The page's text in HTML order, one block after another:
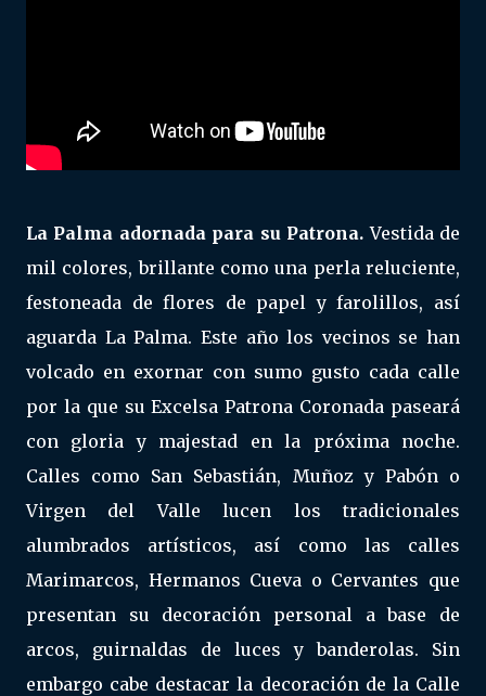
La Palma adornada para su Patrona. Vestida de
mil colores, brillante como una perla reluciente,
festoneada de flores de papel y farolillos, así
aguarda La Palma. Este año los vecinos se han
volcado en exornar con sumo gusto cada calle
por la que su Excelsa Patrona Coronada paseará
con gloria y majestad en la próxima noche.
Calles como San Sebastián, Muñoz y Pabón o
Virgen del Valle lucen los tradicionales
alumbrados artísticos, así como las calles
Marimarcos, Hermanos Cueva o Cervantes que
presentan su decoración personal a base de
arcos, guirnaldas de luces y banderolas. Sin
embargo cabe destacar la decoración de la Calle